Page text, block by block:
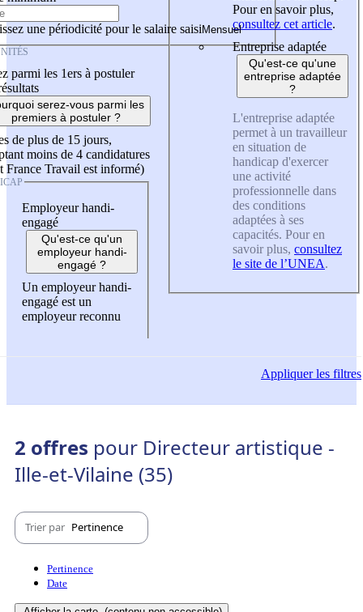
une périodicité pour le salaire saisi
parmi les 1ers à postuler
serez-vous parmi les
premiers à postuler ?
de plus de 15 jours,
moins de 4 candidatures
France Travail est informé)
Employeur handi-
engagé
Qu'est-ce qu'un
employeur handi-
engagé ?
Un employeur handi-
engagé est un
employeur reconnu
Pour en savoir plus,
consultez cet article.
Entreprise adaptée
Qu'est-ce qu'une
entreprise adaptée
?
L'entreprise adaptée
permet à un travailleur
en situation de
handicap d'exercer
une activité
professionnelle dans
des conditions
adaptées à ses
capacités. Pour en
savoir plus, consultez
le site de l’UNEA.
Appliquerles filtres
2 offres pour Directeur artistique -
Ille-et-Vilaine (35)
Trier par Pertinence
Pertinence
Date